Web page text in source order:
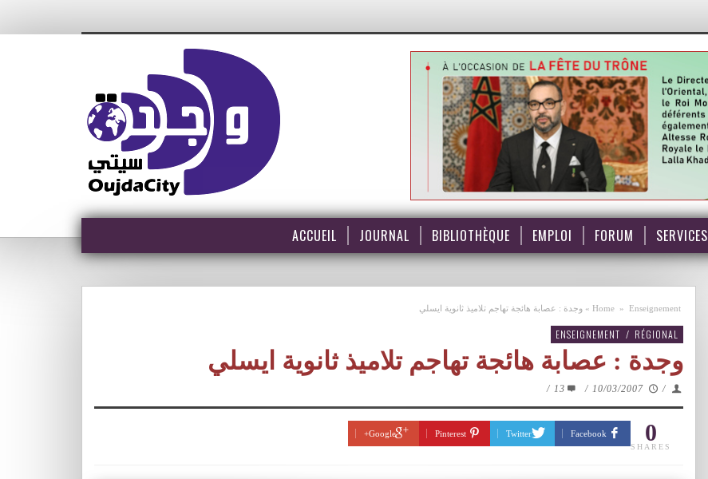
ACCUEIL JOURNAL BIBLIOTHÈQUE EMPLOI FORUM SERVICES
Home » Enseignement
» وجدة : عصابة هائجة تهاجم تلاميذ ثانوية ايسلي
ENSEIGNEMENT / RÉGIONAL
وجدة : عصابة هائجة تهاجم تلاميذ ثانوية ايسلي
/
10/03/2007
/
13
/
0
SHARES
Facebook
Twitter
Pinterest
Google+